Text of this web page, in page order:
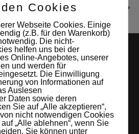
Cookies
Webseite Cookies. Einige
(z.B. für den Warenkorb)
Die nicht-
helfen uns bei der
Online-Angebotes, unserer
und werden für
Die Einwilligung
von Informationen auf
Auslesen
Daten sowie deren
Sie auf „Alle akzeptieren“,
nicht notwendigen Cookies
„Alle ablehnen“, wenn Sie
Sie können unter